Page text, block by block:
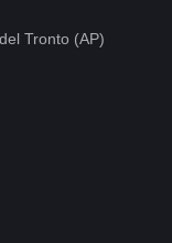
Tronto (AP)